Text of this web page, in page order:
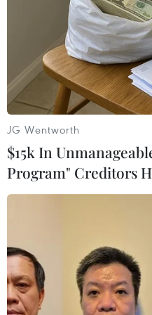
TIN LIÊN QUAN
JG Wentworth
$15k In
Program" Creditors